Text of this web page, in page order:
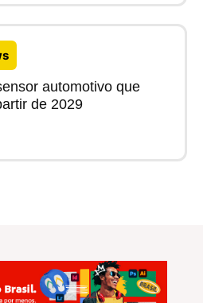
automotivo que
de 2029